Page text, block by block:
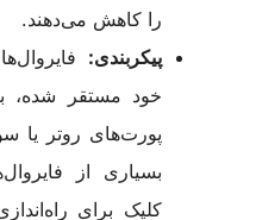
را کاهش می‌دهند.
پیکربندی:
خود مستقر
پورت‌های روتر یا
بسیاری از
کلیک برای